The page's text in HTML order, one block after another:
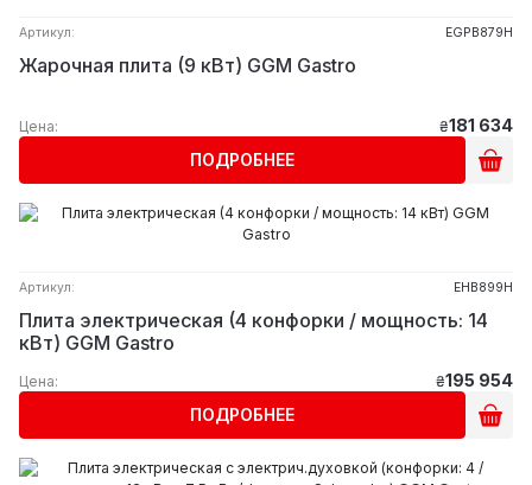
Артикул: EGPB879H
Жарочная плита (9 кВт) GGM Gastro
Цена: ₴181 634
ПОДРОБНЕЕ
Артикул: EHB899H
Плита электрическая (4 конфорки / мощность: 14
кВт) GGM Gastro
Цена: ₴195 954
ПОДРОБНЕЕ